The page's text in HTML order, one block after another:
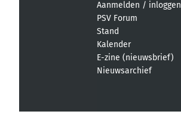
Aanmelden / inloggen
PSV Forum
Stand
Kalender
E-zine (nieuwsbrief)
Nieuwsarchief